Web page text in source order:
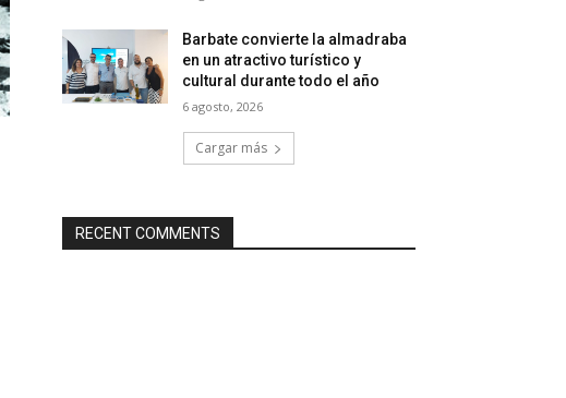
Barbate convierte la almadraba
en un atractivo turístico y
cultural durante todo el año
6 agosto, 2026
Cargar más
RECENT COMMENTS